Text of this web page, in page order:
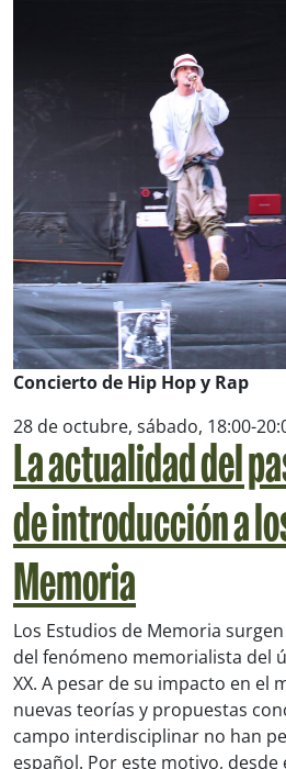
Concierto de Hip Hop y Rap
28 de octubre, sábado, 18:00-
La actualidad del
de introducción a
Memoria
Los Estudios de Memoria
del fenómeno memorialista del
XX. A pesar de su impacto en el
nuevas teorías y propuestas
campo interdisciplinar no han
español. Por este motivo, desde